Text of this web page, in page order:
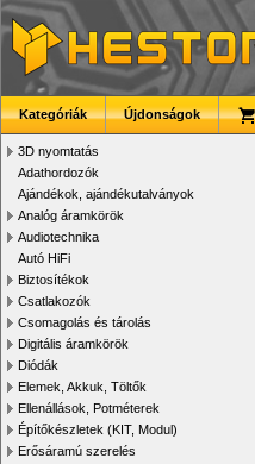
Kategóriák Újdonságok
3D nyomtatás
Adathordozók
Ajándékok, ajándékutalványok
Analóg áramkörök
Audiotechnika
Autó HiFi
Biztosítékok
Csatlakozók
Csomagolás és tárolás
Digitális áramkörök
Diódák
Elemek, Akkuk, Töltők
Ellenállások, Potméterek
Építőkészletek (KIT, Modul)
Erősáramú szerelés